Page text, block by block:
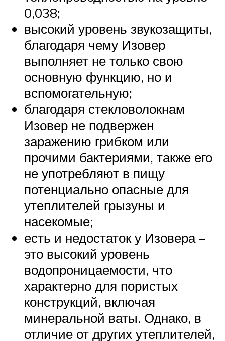
0,038;
высокий уровень звукозащиты,
благодаря чему Изовер
выполняет не только свою
основную функцию, но и
вспомогательную;
благодаря стекловолокнам
Изовер не подвержен
заражению грибком или
прочими бактериями, также его
не употребляют в пищу
потенциально опасные для
утеплителей грызуны и
насекомые;
есть и недостаток у Изовера –
это высокий уровень
водопроницаемости, что
характерно для пористых
конструкций, включая
минеральной ваты. Однако, в
отличие от других утеплителей,